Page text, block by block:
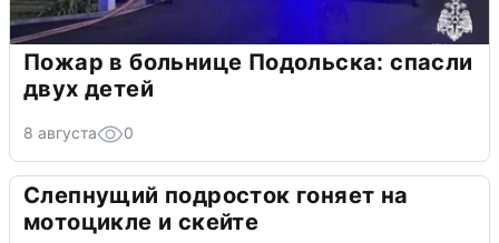
Пожар в больнице Подольска: спасли
двух детей
8 августа 0
Слепнущий подросток гоняет на
мотоцикле и скейте